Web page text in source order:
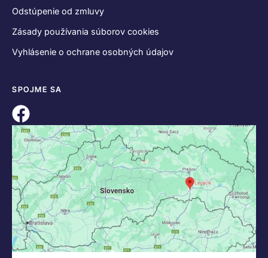
Odstúpenie od zmluvy
Zásady používania súborov cookies
Vyhlásenie o ochrane osobných údajov
SPOJME SA